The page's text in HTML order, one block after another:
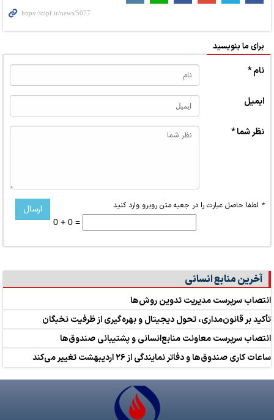
برای ما بنویسید
نام *
ایمیل
نظر شما *
* لطفا حاصل عبارت را در جعبه متن روبرو وارد کنید
0 + 0 =
آخرین منابع انسانی
انتصاب سرپرست مدیریت تدوین روش‌ها
تأکید بر قانون‌مداری، تحول دیجیتال و بهره‌گیری از ظرفیت نخبگان
انتصاب سرپرست معاونت منابع‌انسانی و پشتیبانی صندوق‌ها
ساعات کاری صندوق‌ها و دفاتر نمایندگی از ۲۶ اردیبهشت تغییر می‌کند